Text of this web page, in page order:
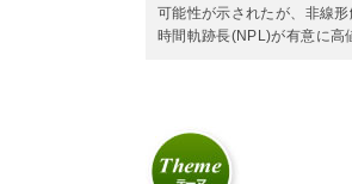
可能性が示されたが、非線
時間軌跡長(NPL)が有意に高